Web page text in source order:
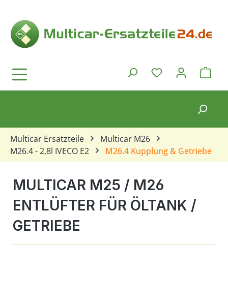
Du hast 0
Multicar Ersatzteile
Multicar M26
M26.4 - 2,8l IVECO E2
M26.4 Kupplung & Getriebe
MULTICAR M25 / M26
ENTLÜFTER FÜR ÖLTANK /
GETRIEBE